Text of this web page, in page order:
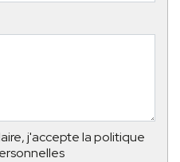
j'accepte la politique